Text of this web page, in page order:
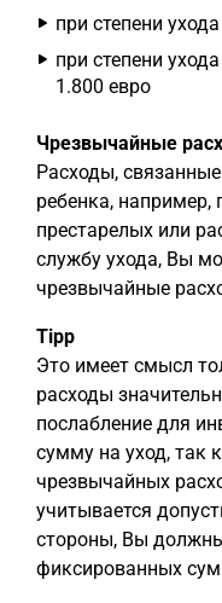
при степени
при степени
1.800 евро
Чрезвычайные
Расходы,
ребенка,
престарелых или
службу ухода, Вы
чрезвычайные
Tipp
Это имеет смысл
расходы
послабление для
сумму на уход, так
чрезвычайных
учитывается
стороны, Вы
фиксированных